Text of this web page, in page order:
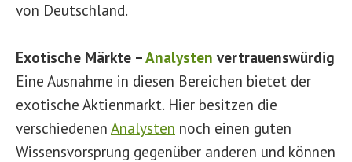
von Deutschland.
Exotische Märkte –Analysten vertrauenswürdig
Eine Ausnahme in diesen Bereichen bietet der
exotische Aktienmarkt. Hier besitzen die
verschiedenen Analysten noch einen guten
Wissensvorsprung gegenüber anderen und können